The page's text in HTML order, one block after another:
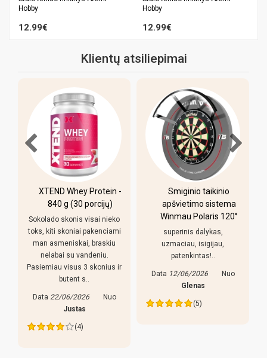
Hobby
12.99€
Hobby
12.99€
Klientų atsiliepimai
XTEND Whey Protein -
840 g (30 porcijų)
Sokolado skonis visai nieko
toks, kiti skoniai pakenciami
man asmeniskai, braskiu
nelabai su vandeniu.
Pasiemiau visus 3 skonius ir
butent s..
Data 22/06/2026
Nuo
Justas
(4)
Smiginio taikinio
apšvietimo sistema
Winmau Polaris 120°
superinis dalykas,
uzmaciau, isigijau,
patenkintas!..
Data 12/06/2026
Nuo
Glenas
(5)